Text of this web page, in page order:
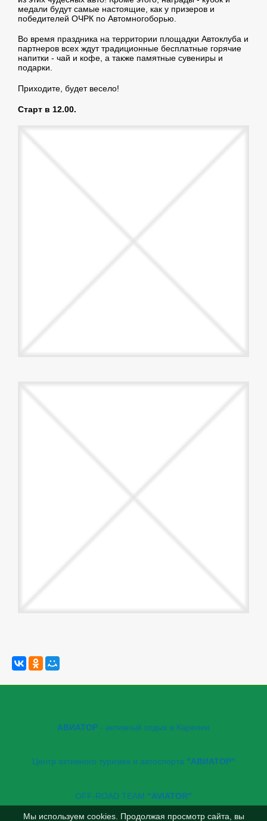
медали будут самые настоящие, как у призеров и
победителей ОЧРК по Автомногоборью.
Во время праздника на территории площадки Автоклуба и
партнеров всех ждут традиционные бесплатные горячие
напитки - чай и кофе, а также памятные сувениры и
подарки.
Приходите, будет весело!
Старт в 12.00.
АВИАТОР - активный отдых в Карелии
Центр активного туризма и автоспорта "АВИАТОР"
OFF-ROAD TEAM "AVIATOR"
Мы используем cookies. Продолжая просмотр сайта, вы